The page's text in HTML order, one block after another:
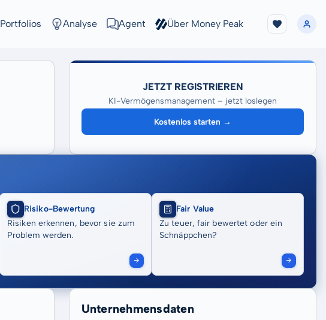
Portfolios Analyse Agent Über Money Peak
JETZT REGISTRIEREN
KI-Vermögensmanagement – jetzt loslegen
Kostenlos starten →
Risiko-Bewertung
Risiken erkennen, bevor sie zum
Problem werden.
Fair Value
Zu teuer, fair bewertet oder ein
Schnäppchen?
Unternehmensdaten